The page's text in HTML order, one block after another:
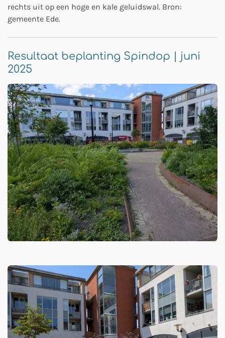
rechts uit op een hoge en kale geluidswal. Bron:
gemeente Ede.
Resultaat beplanting Spindop | juni
2025